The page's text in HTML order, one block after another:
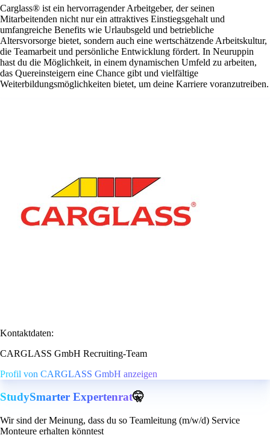
Carglass® ist ein hervorragender Arbeitgeber, der seinen
Mitarbeitenden nicht nur ein attraktives Einstiegsgehalt und
umfangreiche Benefits wie Urlaubsgeld und betriebliche
Altersvorsorge bietet, sondern auch eine wertschätzende Arbeitskultur,
die Teamarbeit und persönliche Entwicklung fördert. In Neuruppin
hast du die Möglichkeit, in einem dynamischen Umfeld zu arbeiten,
das Quereinsteigern eine Chance gibt und vielfältige
Weiterbildungsmöglichkeiten bietet, um deine Karriere voranzutreiben.
Kontaktdaten:
CARGLASS GmbH Recruiting-Team
Profil von CARGLASS GmbH anzeigen
StudySmarter Expertenrat🤫
Wir sind der Meinung, dass du so Teamleitung (m/w/d) Service
Monteure erhalten könntest